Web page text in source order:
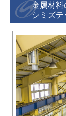
金属材料
シミズテ